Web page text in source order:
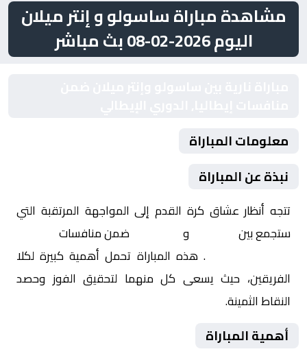
مشاهدة مباراة ساسولو و إنتر ميلان
اليوم 2026-02-08 بث مباشر
معلومات المباراة
نبذة عن المباراة
تتجه أنظار عشاق كرة القدم إلى المواجهة المرتقبة التي
ستجمع بين
و ضمن منافسات
. هذه المباراة تحمل أهمية كبيرة لكلا
الفريقين، حيث يسعى كل منهما لتحقيق الفوز وحصد
النقاط الثمينة.
أهمية المباراة